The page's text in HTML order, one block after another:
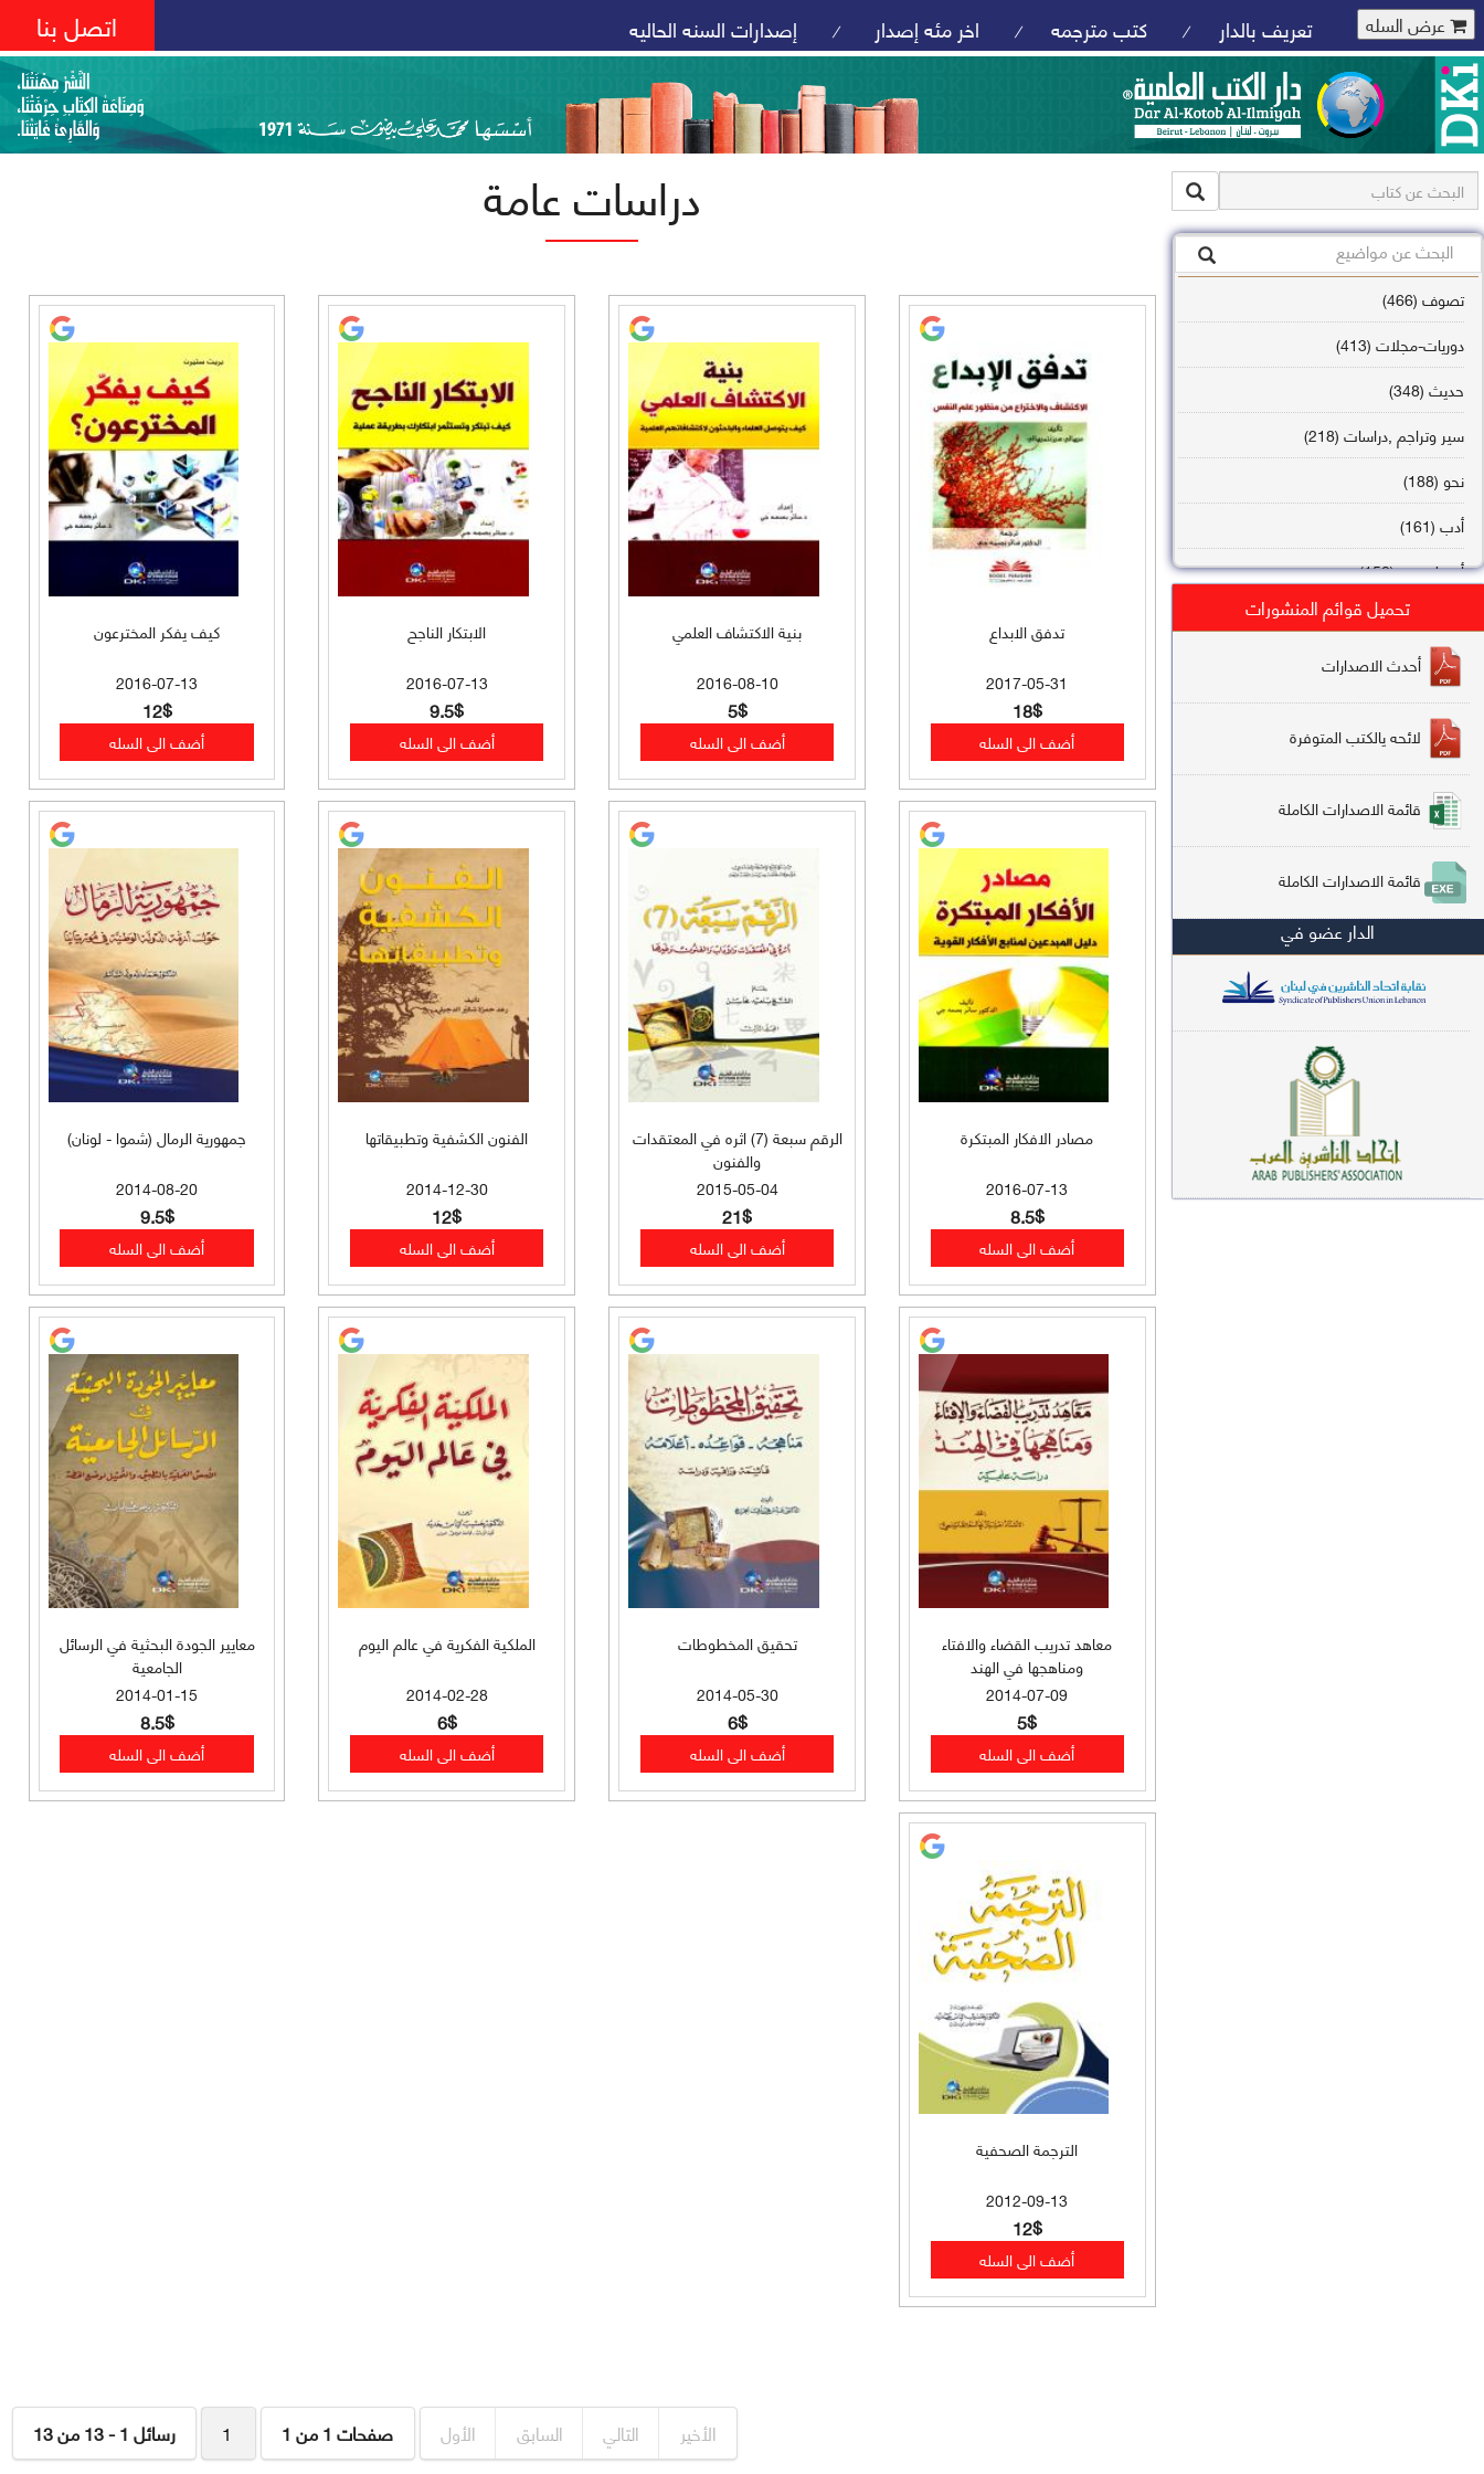
عرض السله تعريف بالدار / كتب مترجمه / اخر مئه إصدار / إصدارات السنه الحاليه اتصل بنا
تصوف (466)
دوريات-مجلات (413)
حديث (348)
سير وتراجم ,دراسات (218)
نحو (188)
أدب (161)
أصول فقه (158)
تاريخ (138)
فقه شافعي (132)
فقه حنفي (113)
فقه مالكي (112)
تفسير قرآن (106)
علم كلام (96)
أخلاق وتصوف (91)
سير وتراجم (90)
معاجم لغوية (89)
سيرة نبوية وتصوف (81)
دراسات إسلامية (75)
شعر (72)
تحميل قوائم المنشورات
أحدث الاصدارات
لائحه يالكتب المتوفرة
قائمة الاصدارات الكاملة
قائمة الاصدارات الكاملة
الدار عضو في
دراسات عامة
تدفق الابداع
2017-05-31
18$
بنية الاكتشاف العلمي
2016-08-10
5$
الابتكار الناجح
2016-07-13
9.5$
كيف يفكر المخترعون
2016-07-13
12$
مصادر الافكار المبتكرة
2016-07-13
8.5$
الرقم سبعة (7) اثره في المعتقدات
والفنون
2015-05-04
21$
الفنون الكشفية وتطبيقاتها
2014-12-30
12$
جمهورية الرمال (شموا - لونان)
2014-08-20
9.5$
معاهد تدريب القضاء والافتاء
ومناهجها في الهند
2014-07-09
5$
تحقيق المخطوطات
2014-05-30
6$
الملكية الفكرية في عالم اليوم
2014-02-28
6$
معايير الجودة البحثية في الرسائل
الجامعية
2014-01-15
8.5$
الترجمة الصحفية
2012-09-13
12$
رسائل 1 - 13 من 13 1 صفحات 1 من 1 الأول السابق التالي الأخير